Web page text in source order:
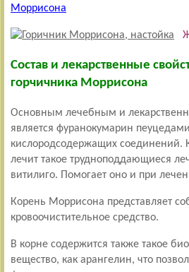
Моррисона
Состав и лекарственные
горчичника Моррисона
Основным лечебным и
является фуранокумарин
кислородсодержащих соединений.
лечит такое трудноподдающиеся
витилиго. Помогает оно и при
Корень Моррисона представляет
кровоочистительное средство.
В корне содержится также такое
вещество, как арангелин, что